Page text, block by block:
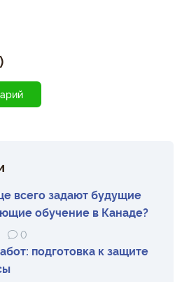
всего задают будущие
обучение в Канаде?
0
подготовка к защите